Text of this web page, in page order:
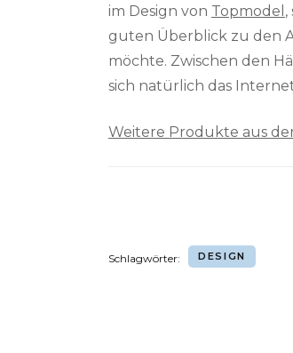
im Design von Topmodel ,
guten Überblick zu den
möchte. Zwischen den
sich natürlich das
Weitere Produkte aus
Schlagwörter: DESIGN